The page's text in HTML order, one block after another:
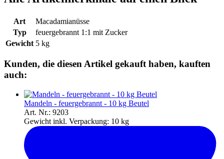
Art
Macadamianüsse
Typ
feuergebrannt 1:1 mit Zucker
Gewicht 5 kg
Kunden, die diesen Artikel gekauft haben, kauften
auch:
Mandeln - feuergebrannt - 10 kg Beutel
Art. Nr.: 9203
Gewicht inkl. Verpackung: 10 kg